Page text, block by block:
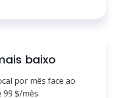
baixo
por mês face ao
$/mês.